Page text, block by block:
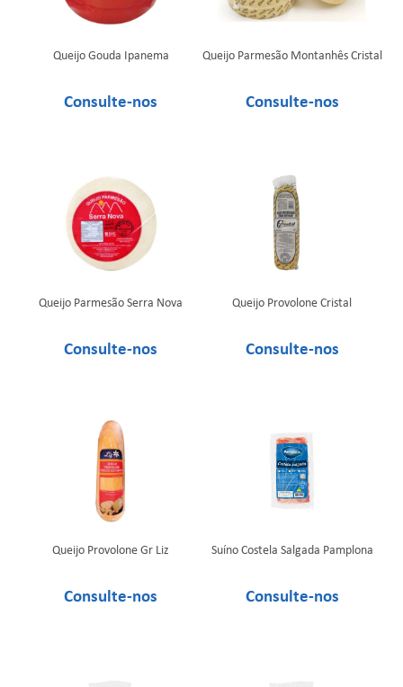
Queijo Gouda Ipanema Queijo Parmesão Montanhês Cristal
Queijo Parmesão Serra Nova Queijo Provolone Cristal
Queijo Provolone Gr Liz Suíno Costela Salgada Pamplona